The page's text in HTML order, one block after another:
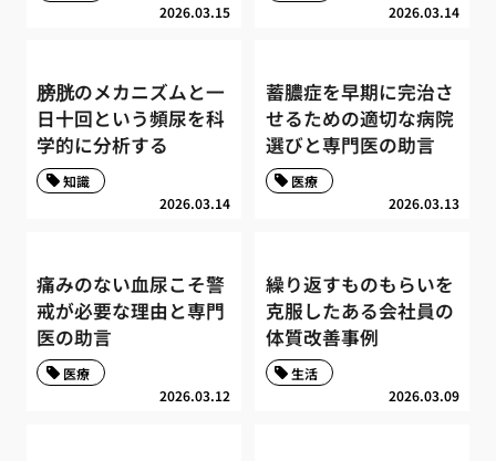
2026.03.15 2026.03.14
膀胱のメカニズムと一
日十回という頻尿を科
学的に分析する
2026.03.14
知識
蓄膿症を早期に完治さ
せるための適切な病院
選びと専門医の助言
2026.03.13
医療
痛みのない血尿こそ警
戒が必要な理由と専門
医の助言
2026.03.12
医療
繰り返すものもらいを
克服したある会社員の
体質改善事例
2026.03.09
生活